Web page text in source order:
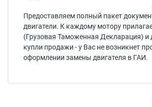
Предоставляем полный пакет
двигатели. К каждому мотору
(Грузовая Таможенная Декларация) и
купли продажи - у Вас не возникнет
оформлении замены двигателя в ГАИ.